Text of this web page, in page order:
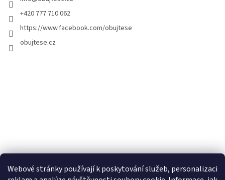
Webové stránky používají k poskytování služeb, personalizaci
+420 777 710 062
https://www.facebook.com/obujtese
obujtese.cz